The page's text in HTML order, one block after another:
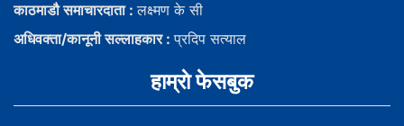
काठमाडौ समाचारदाता :लक्ष्मण के सी
अधिवक्ता/कानूनी सल्लाहकार :प्रदिप सत्याल
हाम्राे फेसबुक